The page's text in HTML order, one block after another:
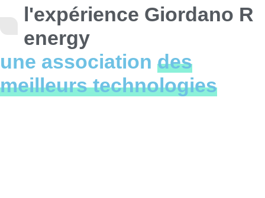
l'expérience Giordano R
energy
une association des
meilleurs technologies